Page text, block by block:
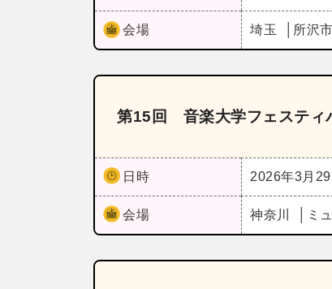
会場 埼玉 所沢
第15回 音楽大学フェスティ
日時 2026年3月29
会場 神奈川 ミ